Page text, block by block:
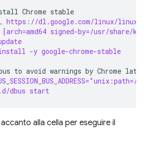
Chrome
https://dl.google.com/linux/
[arch=amd64 signed-by=/usr/
-y google-chrome-stable
to avoid warnings by Chrome
dbus start
accanto alla cella per eseguire il